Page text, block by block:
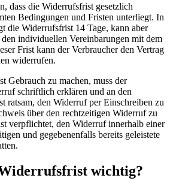
dass die Widerrufsfrist gesetzlich
Bedingungen und Fristen unterliegt. In
die Widerrufsfrist 14 Tage, kann aber
individuellen Vereinbarungen mit dem
Frist kann der Verbraucher den Vertrag
widerrufen.
Gebrauch zu machen, muss der
schriftlich erklären und an den
ratsam, den Widerruf per Einschreiben zu
über den rechtzeitigen Widerruf zu
verpflichtet, den Widerruf innerhalb einer
und gegebenenfalls bereits geleistete
wichtig?